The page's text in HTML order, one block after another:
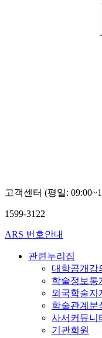
고객센터 (평일:
1599-3122
ARS 번호안내
관련누리집
대학공개강
학술정보통
외국학술지
학술관계분
사서커뮤니
기관회원